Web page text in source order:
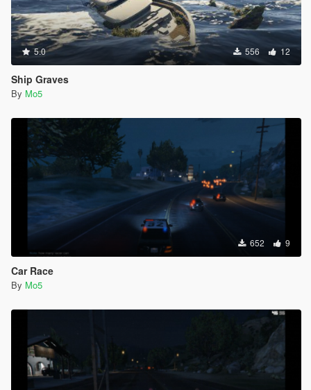
5.0 556 12
Ship Graves
By Mo5
652 9
Car Race
By Mo5